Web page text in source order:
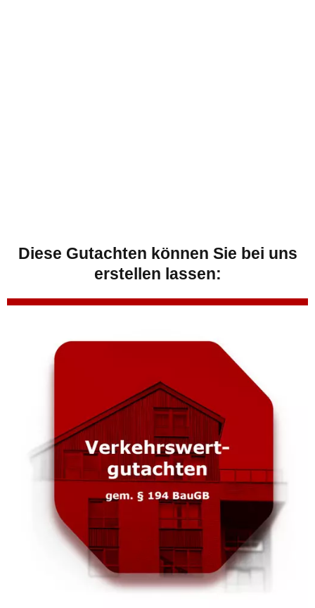
Diese Gutachten können Sie bei uns
erstellen lassen: